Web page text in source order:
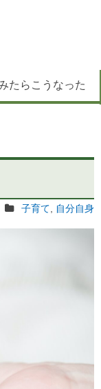
たらこうなった
子育て 自分自身